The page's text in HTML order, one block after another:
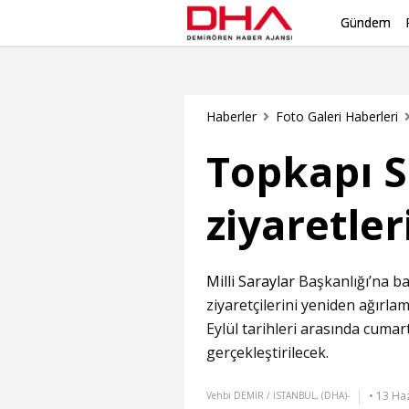
Gündem
Haberler Foto Galeri Haberleri
Topkapı
Milli Saraylar Başkanlığı’na
ziyaretçilerini yeniden
Eylül tarihleri arasında
gerçekleştirilecek.
Vehbi DEMİR / İSTANBUL, (DHA)- • 13